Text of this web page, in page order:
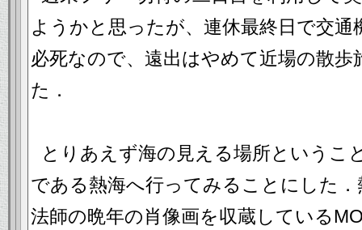
ようかと思ったが、連休最終日で交
必死なので、遠出はやめて近場の散
た．
とりあえず海の見える場所というこ
である熱海へ行ってみることにした
法師の晩年の肖像画を収蔵している